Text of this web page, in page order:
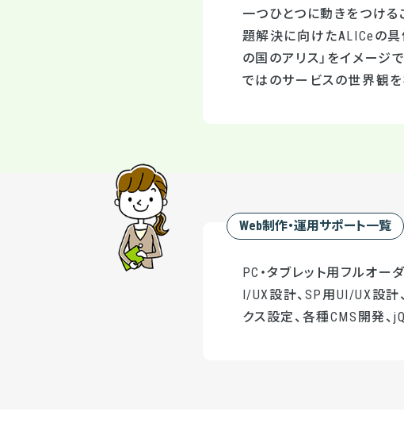
一つひとつに動きをつける
題解決に向けたALICeの具
の国のアリス」をイメージ
ではのサービスの世界観を
Web制作・運用サポート一覧
PC・タブレット用フルオー
I/UX設計、SP用UI/UX設計
クス設定、各種CMS開発、